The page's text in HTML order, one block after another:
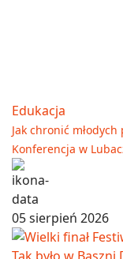
Edukacja
Jak chronić
Konferencja w
05 sierpień 2026